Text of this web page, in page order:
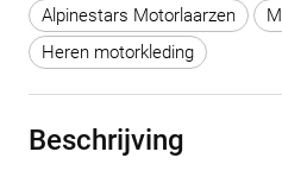
Alpinestars Motorlaarzen
Heren motorkleding
Beschrijving